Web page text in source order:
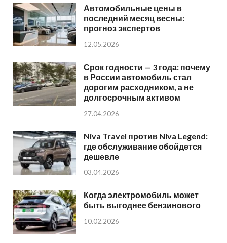
Автомобильные цены в
последний месяц весны:
прогноз экспертов
12.05.2026
Срок годности — 3 года: почему
в России автомобиль стал
дорогим расходником, а не
долгосрочным активом
27.04.2026
Niva Travel против Niva Legend:
где обслуживание обойдется
дешевле
03.04.2026
Когда электромобиль может
быть выгоднее бензинового
10.02.2026